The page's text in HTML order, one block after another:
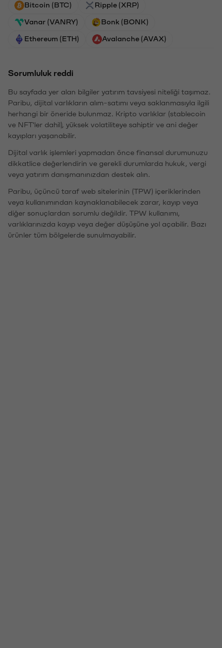
Bitcoin (BTC) Ripple (XRP)
Vanar (VANRY) Bonk (BONK)
Ethereum (ETH) Avalanche (AVAX)
Sorumluluk reddi
Bu sayfada yer alan bilgiler yatırım tavsiyesi niteliği taşımaz.
Paribu, dijital varlıkların alım-satımı veya saklanmasıyla ilgili
herhangi bir öneride bulunmaz. Kripto varlıklar (stablecoin
ve NFT'ler dahil), yüksek volatiliteye sahiptir ve ani değer
kayıpları yaşanabilir.
Dijital varlık işlemleri yapmadan önce finansal durumunuzu
dikkatlice değerlendirin ve gerekli durumlarda hukuk, vergi
veya yatırım danışmanınızdan destek alın.
Paribu, üçüncü taraf web sitelerinin (TPW) içeriklerinden
veya kullanımından kaynaklanabilecek zarar, kayıp veya
diğer sonuçlardan sorumlu değildir. TPW kullanımı,
varlıklarınızda kayıp veya değer düşüşüne yol açabilir. Bazı
ürünler tüm bölgelerde sunulmayabilir.